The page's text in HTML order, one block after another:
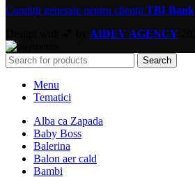
Condiții generale pentru clienții TBI Bank
AIDEV AGENCY
Search
Menu
Tematici
Alba ca Zapada
Baby Boss
Balerina
Balon aer cald
Bambi